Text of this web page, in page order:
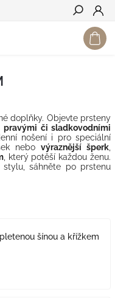
Hledat
doplňky. Objevte prsteny
pravými či sladkovodními
nošení i pro speciální
nebo výraznější šperk
, který potěší každou ženu.
stylu, sáhněte po prstenu
šínou a křížkem